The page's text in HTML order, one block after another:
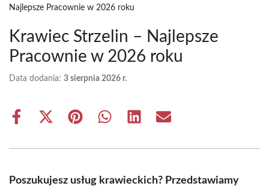
Najlepsze Pracownie w 2026 roku
Krawiec Strzelin – Najlepsze
Pracownie w 2026 roku
Data dodania: 3 sierpnia 2026 r.
Share
Share
(Twitter)
Share Share Share Share
Poszukujesz usług krawieckich? Przedstawiamy